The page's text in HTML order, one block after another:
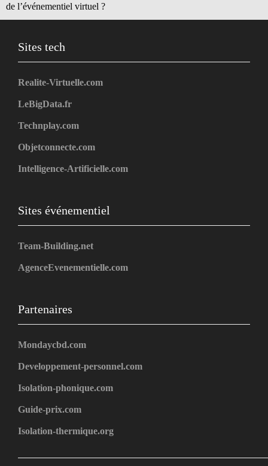
de l’événementiel virtuel ?
Sites tech
Realite-Virtuelle.com
LeBigData.fr
Technplay.com
Objetconnecte.com
Intelligence-Artificielle.com
Sites événementiel
Team-Building.net
AgenceEvenementielle.com
Partenaires
Mondaycbd.com
Developpement-personnel.com
Isolation-phonique.com
Guide-prix.com
Isolation-thermique.org